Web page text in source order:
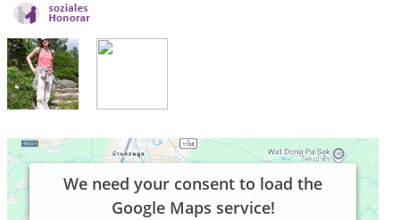
We need your consent to load the
Google Maps service!